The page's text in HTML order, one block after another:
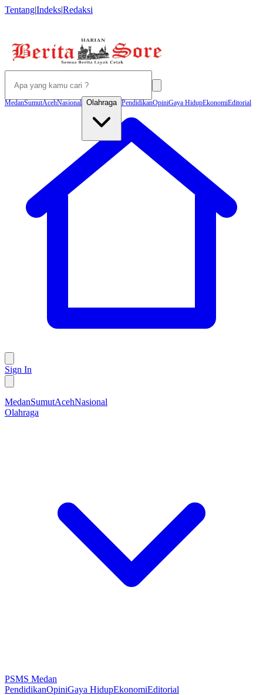
Tentang|Indeks|Redaksi
MedanSumutAcehNasional Olahraga PendidikanOpiniGaya HidupEkonomiEditorial
Sign In
MedanSumutAcehNasional
Olahraga
PSMS Medan
PendidikanOpiniGaya HidupEkonomiEditorial